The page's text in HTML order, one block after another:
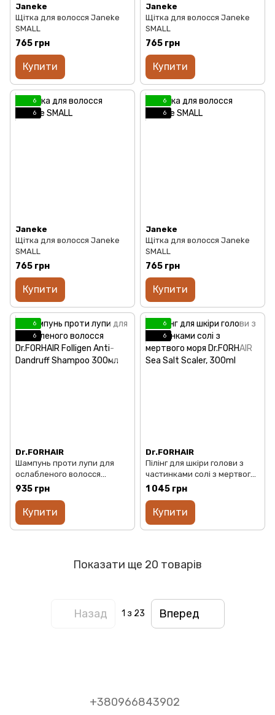
Janeke
Щітка для волосся Janeke
SMALL
765 грн
Купити
Janeke
Щітка для волосся Janeke
SMALL
765 грн
Купити
6
6
Janeke
Щітка для волосся Janeke
SMALL
765 грн
Купити
6
6
Janeke
Щітка для волосся Janeke
SMALL
765 грн
Купити
6
6
Dr.FORHAIR
Шампунь проти лупи для
ослабленого волосся
Dr.FORHAIR Folligen Anti-
Dandruff Shampoo 300мл
935 грн
Купити
6
6
Dr.FORHAIR
Пілінг для шкіри голови з
частинками солі з мертвого
моря Dr.FORHAIR Sea Salt
Scaler, 300ml
1 045 грн
Купити
Показати ще 20 товарів
Назад 1 з 23 Вперед
+380966843902